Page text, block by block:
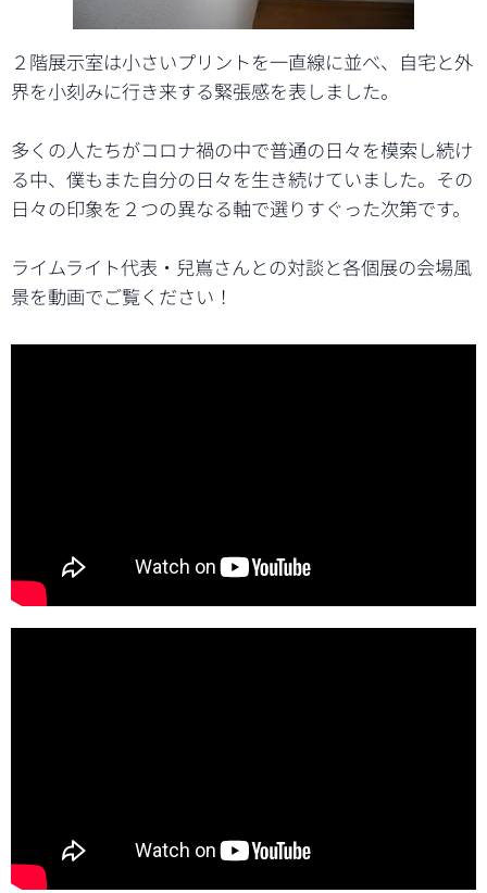
２階展示室は小さいプリントを一直線に並べ、自宅と外
界を小刻みに行き来する緊張感を表しました。
多くの人たちがコロナ禍の中で普通の日々を模索し続け
る中、僕もまた自分の日々を生き続けていました。その
日々の印象を２つの異なる軸で選りすぐった次第です。
ライムライト代表・兒嶌さんとの対談と各個展の会場風
景を動画でご覧ください！